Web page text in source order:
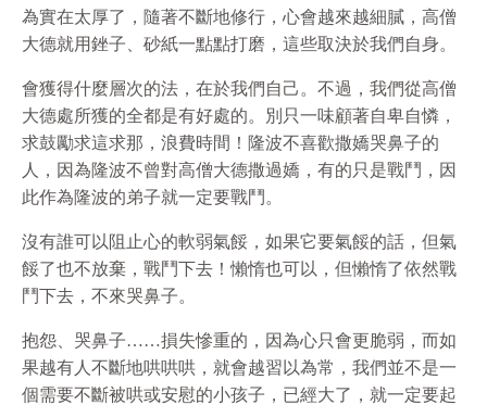
為實在太厚了，隨著不斷地修行，心會越來越細膩，高僧
大德就用銼子、砂紙一點點打磨，這些取決於我們自身。
會獲得什麼層次的法，在於我們自己。不過，我們從高僧
大德處所獲的全都是有好處的。別只一味顧著自卑自憐，
求鼓勵求這求那，浪費時間！隆波不喜歡撒嬌哭鼻子的
人，因為隆波不曾對高僧大德撒過嬌，有的只是戰鬥，因
此作為隆波的弟子就一定要戰鬥。
沒有誰可以阻止心的軟弱氣餒，如果它要氣餒的話，但氣
餒了也不放棄，戰鬥下去！懶惰也可以，但懶惰了依然戰
鬥下去，不來哭鼻子。
抱怨、哭鼻子……損失慘重的，因為心只會更脆弱，而如
果越有人不斷地哄哄哄，就會越習以為常，我們並不是一
個需要不斷被哄或安慰的小孩子，已經大了，就一定要起